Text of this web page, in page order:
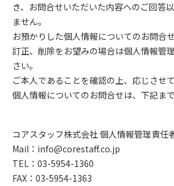
き、お問合せいただいた内容へのご回答
ません。
お預かりした個人情報についてのお問合
訂正、削除をお望みの場合は個人情報管
さい。
ご本人であることを確認の上、応じさせ
個人情報についてのお問合せは、下記ま
コアスタッフ株式会社 個人情報管理責任
Mail：info@corestaff.co.jp
TEL：03-5954-1360
FAX：03-5954-1363